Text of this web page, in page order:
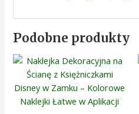
Podobne produkty